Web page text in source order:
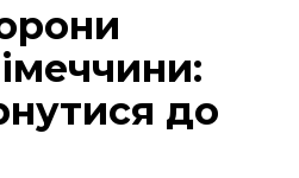
до